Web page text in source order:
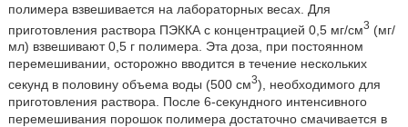
полимера взвешивается на лабораторных весах. Для
приготовления раствора ПЭККА с концентрацией 0,5 мг/см3 (мг/
мл) взвешивают 0,5 г полимера. Эта доза, при постоянном
перемешивании, осторожно вводится в течение нескольких
секунд в половину объема воды (500 см3), необходимого для
приготовления раствора. После 6-секундного интенсивного
перемешивания порошок полимера достаточно смачивается в